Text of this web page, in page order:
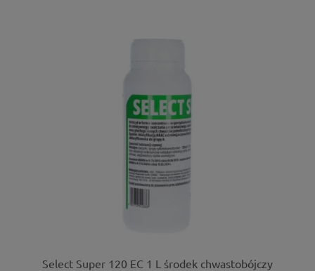
Select Super 120 EC 1 L środek chwastobójczy